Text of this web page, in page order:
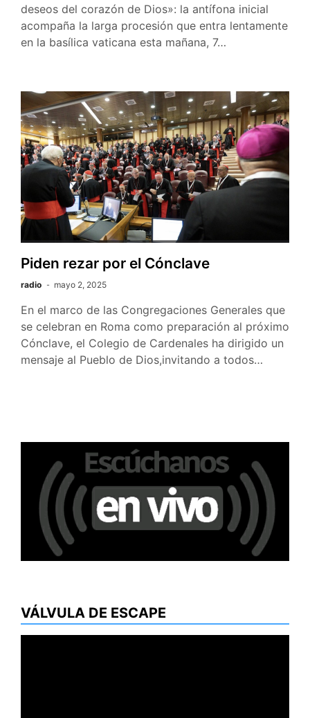
deseos del corazón de Dios»: la antífona inicial
acompaña la larga procesión que entra lentamente
en la basílica vaticana esta mañana, 7…
Piden rezar por el Cónclave
radio mayo 2, 2025
En el marco de las Congregaciones Generales que
se celebran en Roma como preparación al próximo
Cónclave, el Colegio de Cardenales ha dirigido un
mensaje al Pueblo de Dios,invitando a todos…
VÁLVULA DE ESCAPE